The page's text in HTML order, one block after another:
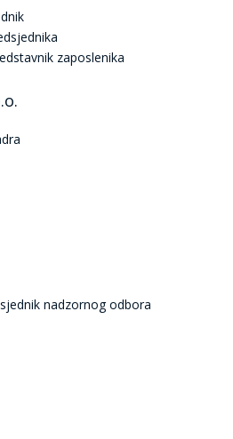
zaposlenika
nadzornog odbora